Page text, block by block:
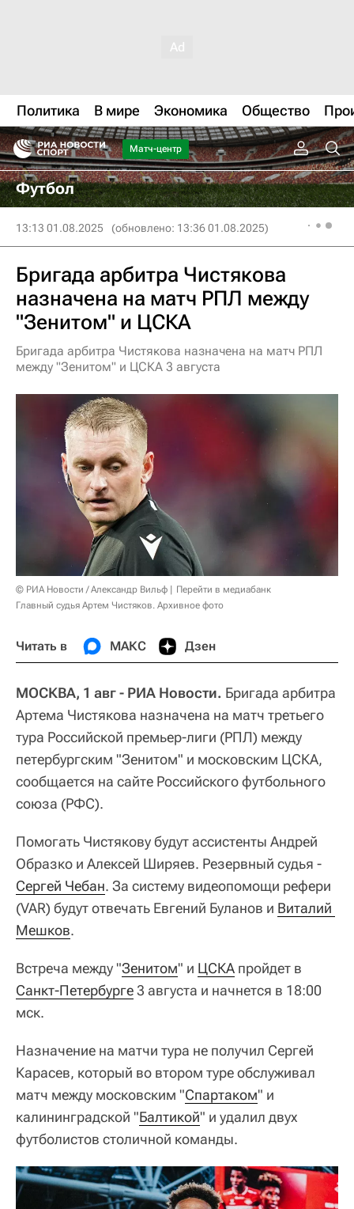
Политика В мире Экономика Общество
Матч-центр
Футбол
13:13 01.08.2025 (обновлено: 13:36 01.08.2025)
Бригада арбитра Чистякова
назначена на матч РПЛ между
"Зенитом" и ЦСКА
Бригада арбитра Чистякова назначена на матч РПЛ
между "Зенитом" и ЦСКА 3 августа
© РИА Новости / Александр Вильф
Перейти в медиабанк
Главный судья Артем Чистяков. Архивное фото
Читать в МАКС Дзен
МОСКВА, 1 авг - РИА Новости. Бригада арбитра
Артема Чистякова назначена на матч третьего
тура Российской премьер-лиги (РПЛ) между
петербургским "Зенитом" и московским ЦСКА,
сообщается на сайте Российского футбольного
союза (РФС).
Помогать Чистякову будут ассистенты Андрей
Образко и Алексей Ширяев. Резервный судья -
Сергей Чебан. За систему видеопомощи рефери
(VAR) будут отвечать Евгений Буланов и Виталий
Мешков.
Встреча между "Зенитом" и ЦСКА пройдет в
Санкт-Петербурге3 августа и начнется в 18:00
мск.
Назначение на матчи тура не получил Сергей
Карасев, который во втором туре обслуживал
матч между московским "Спартаком" и
калининградской "Балтикой" и удалил двух
футболистов столичной команды.